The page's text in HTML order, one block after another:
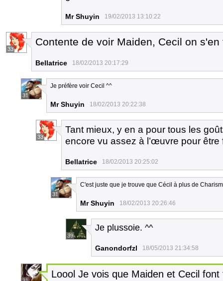
Mr Shuyin 19/02/2013 13:10:22
33
Contente de voir Maiden, Cecil on
Bellatrice 18/02/2013 20:17:29
31
Je préfère voir Cecil ^^
Mr Shuyin 18/02/2013 20:22:38
33
Tant mieux, y en a pour tous les
encore vu assez à l’œuvre pour être
Bellatrice 18/02/2013 20:25:02
31
C'est juste que je trouve que Cécil à plus de
Mr Shuyin 18/02/2013 20:26:46
39
Je plussoie. ^^
Ganondorfzl 18/05/2013 21:34:58
Loool Je vois que Maiden et Cecil